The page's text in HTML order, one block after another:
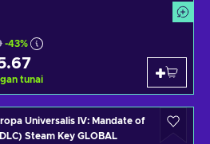
-43%
tunai
Universalis IV: Mandate of
Steam Key GLOBAL